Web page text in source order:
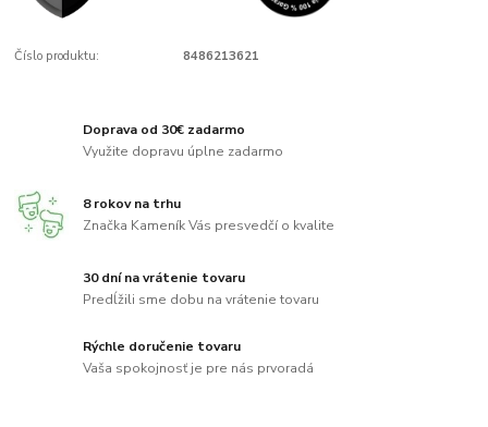
Číslo produktu: 8486213621
Doprava od 30€ zadarmo
Využite dopravu úplne zadarmo
8 rokov na trhu
Značka Kameník Vás presvedčí o kvalite
30 dní na vrátenie tovaru
Predĺžili sme dobu na vrátenie tovaru
Rýchle doručenie tovaru
Vaša spokojnosť je pre nás prvoradá